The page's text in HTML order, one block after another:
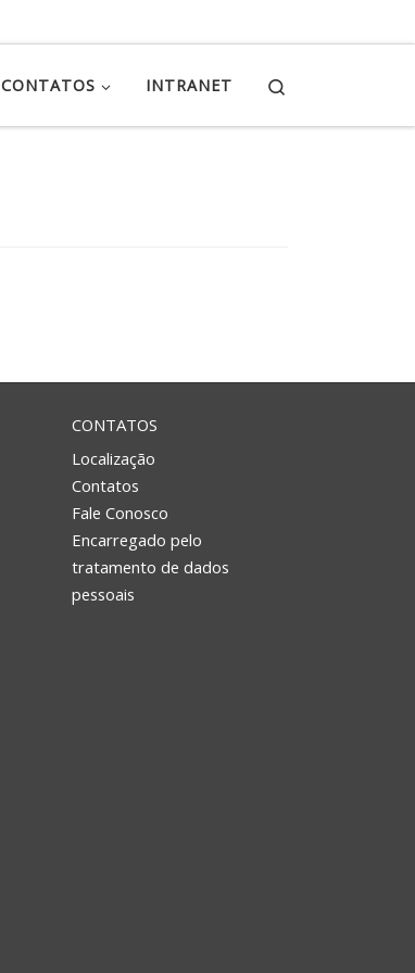
CONTATOS INTRANET
CONTATOS
Localização
Contatos
Fale Conosco
Encarregado pelo
tratamento de dados
pessoais